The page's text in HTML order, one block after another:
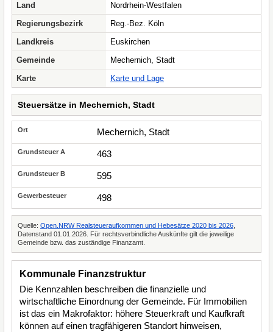
Land
Nordrhein-Westfalen
Regierungsbezirk
Reg.-Bez. Köln
Landkreis
Euskirchen
Gemeinde
Mechernich, Stadt
Karte
Karte und Lage
Steuersätze in Mechernich, Stadt
Mechernich, Stadt
463
595
498
Quelle: Open.NRW Realsteueraufkommen und Hebesätze 2020 bis 2026
Datenstand 01.01.2026. Für rechtsverbindliche Auskünfte gilt die jeweilige
Gemeinde bzw. das zuständige Finanzamt.
Kommunale Finanzstruktur
Die Kennzahlen beschreiben die finanzielle und
wirtschaftliche Einordnung der Gemeinde. Für Immobilien
ist das ein Makrofaktor: höhere Steuerkraft und Kaufkraft
können auf einen tragfähigeren Standort hinweisen,